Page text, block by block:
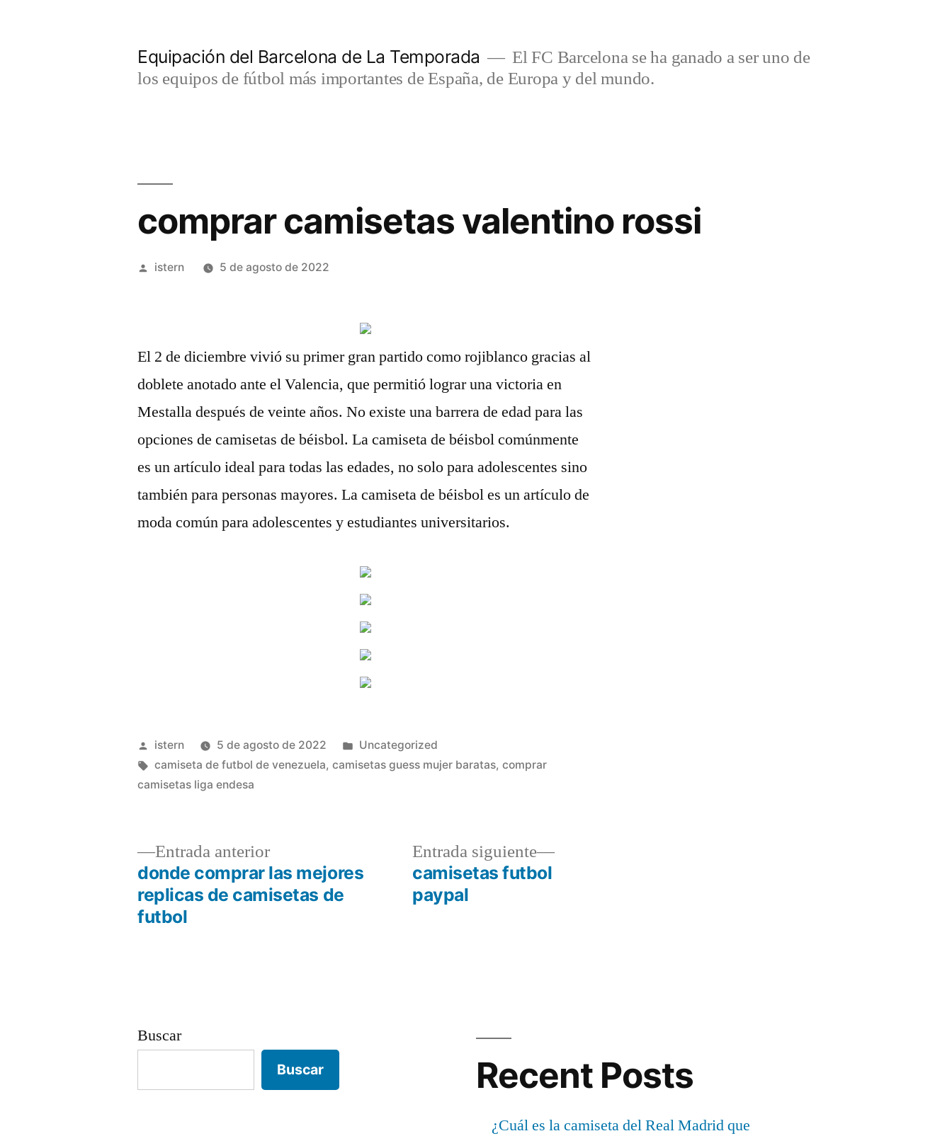
Equipación del Barcelona de La Temporada
El FC Barcelona se ha ganado a ser uno de
los equipos de fútbol más importantes de España, de Europa y del mundo.
comprar camisetas valentino rossi
Publicado
istern 5 de agosto de 2022
El 2 de diciembre vivió su primer gran partido como rojiblanco gracias al
doblete anotado ante el Valencia, que permitió lograr una victoria en
Mestalla después de veinte años. No existe una barrera de edad para las
opciones de camisetas de béisbol. La camiseta de béisbol comúnmente
es un artículo ideal para todas las edades, no solo para adolescentes sino
también para personas mayores. La camiseta de béisbol es un artículo de
moda común para adolescentes y estudiantes universitarios.
Publicado
por
istern 5 de agosto de 2022
Publicado
en
Uncategorized
Etiquetas:
camiseta de futbol de venezuela,camisetas guess mujer baratas,comprar
camisetas liga endesa
Navegación
Entrada anteriorEntrada
anterior:
donde comprar las mejores
replicas de camisetas de
futbol
Entrada siguiente
Entrada
camisetas futbol
paypal
Buscar
Buscar Recent Posts
¿Cuál es la camiseta del Real Madrid que